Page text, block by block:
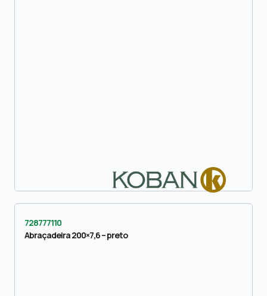
728777110
Abraçadeira 200×7,6 – preto